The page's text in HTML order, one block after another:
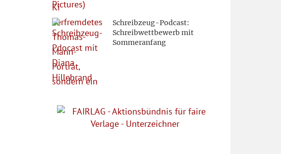
Schreibzeug-Podcast:
Schreibwettbewerb mit
Sommeranfang